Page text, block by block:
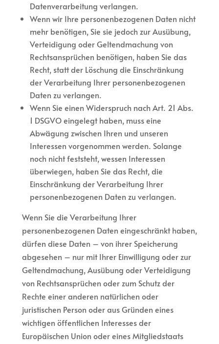
Datenverarbeitung verlangen.
Wenn wir Ihre personenbezogenen Daten nicht
mehr benötigen, Sie sie jedoch zur Ausübung,
Verteidigung oder Geltendmachung von
Rechtsansprüchen benötigen, haben Sie das
Recht, statt der Löschung die Einschränkung
der Verarbeitung Ihrer personenbezogenen
Daten zu verlangen.
Wenn Sie einen Widerspruch nach Art. 21 Abs.
1 DSGVO eingelegt haben, muss eine
Abwägung zwischen Ihren und unseren
Interessen vorgenommen werden. Solange
noch nicht feststeht, wessen Interessen
überwiegen, haben Sie das Recht, die
Einschränkung der Verarbeitung Ihrer
personenbezogenen Daten zu verlangen.
Wenn Sie die Verarbeitung Ihrer
personenbezogenen Daten eingeschränkt haben,
dürfen diese Daten – von ihrer Speicherung
abgesehen – nur mit Ihrer Einwilligung oder zur
Geltendmachung, Ausübung oder Verteidigung
von Rechtsansprüchen oder zum Schutz der
Rechte einer anderen natürlichen oder
juristischen Person oder aus Gründen eines
wichtigen öffentlichen Interesses der
Europäischen Union oder eines Mitgliedstaats